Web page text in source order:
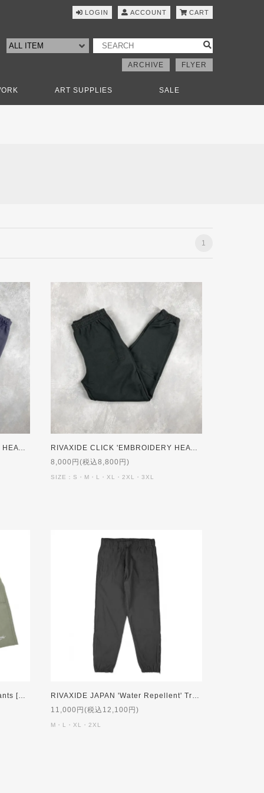
LOGIN ACCOUNT CART
ARCHIVE FLYER
ART SUPPLIES SALE
1
RIVAXIDE CLICK 'EMBROIDERY HEAVY WEIGHT' Sweat Pants [NAVY]【受注生産】
RIVAXIDE CLICK 'EMBROIDERY HEAVY WEIGHT' Sweat Pants [BLACK]【受注生産】
8,000円(税込8,800円)
SIZE：S・M・L・XL・2XL・3XL
RIVAXIDE JAPAN Nylon Short Pants [SAGE GREEN]
RIVAXIDE JAPAN 'Water Repellent' Training Pants [BLACK]
11,000円(税込12,100円)
M・L・XL・2XL